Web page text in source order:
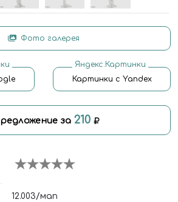
Фото галерея
Яндекс.Картинки
Картинки с Yandex
за 210
12.003/мап